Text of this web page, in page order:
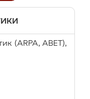
(ARPA, ABET),